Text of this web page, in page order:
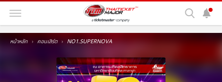
หน้าหลัก คอนเสิร์ต NO1.SUPERNOVA